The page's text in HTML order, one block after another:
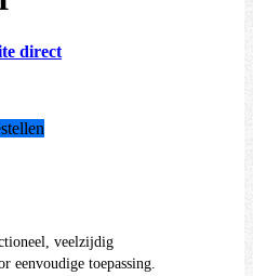
direct
veelzijdig
eenvoudige toepassing.